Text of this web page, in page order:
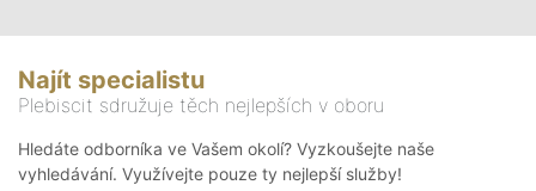
Najít specialistu
Plebiscit sdružuje těch nejlepších v oboru
Hledáte odborníka ve Vašem okolí? Vyzkoušejte naše
vyhledávání. Využívejte pouze ty nejlepší služby!